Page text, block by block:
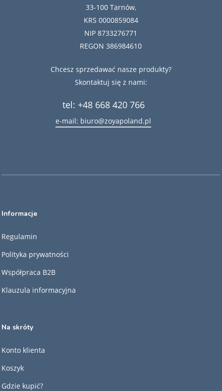
33-100 Tarnów,
KRS 0000859084
NIP 8733276771
REGON 386984610
Chcesz sprzedawać nasze produkty?
Skontaktuj się z nami:
tel: +48 668 420 766
e-mail: biuro@zoyapoland.pl
Informacje
Regulamin
Polityka prywatności
Współpraca B2B
Klauzula informacyjna
Na skróty
Konto klienta
Koszyk
Gdzie kupić?